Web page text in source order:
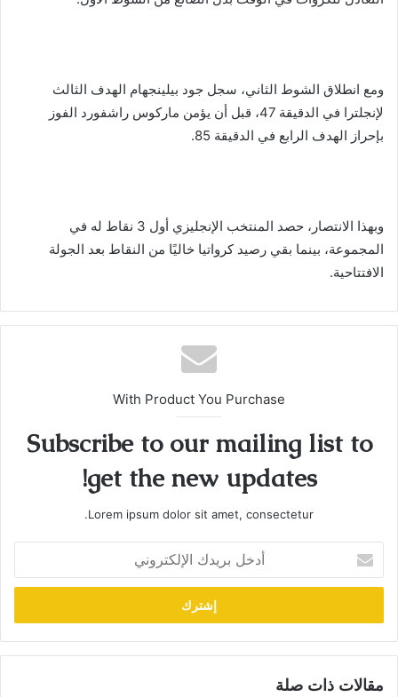
ومع انطلاق الشوط الثاني، سجل جود بيلينجهام الهدف الثالث
لإنجلترا في الدقيقة 47، قبل أن يؤمن ماركوس راشفورد الفوز
بإحراز الهدف الرابع في الدقيقة 85.
وبهذا الانتصار، حصد المنتخب الإنجليزي أول 3 نقاط له في
المجموعة، بينما بقي رصيد كرواتيا خاليًا من النقاط بعد الجولة
الافتتاحية.
With Product You Purchase
Subscribe to our mailing list to
get the new updates!
Lorem ipsum dolor sit amet, consectetur.
بريدك
الإلكتروني
مقالات ذات صلة